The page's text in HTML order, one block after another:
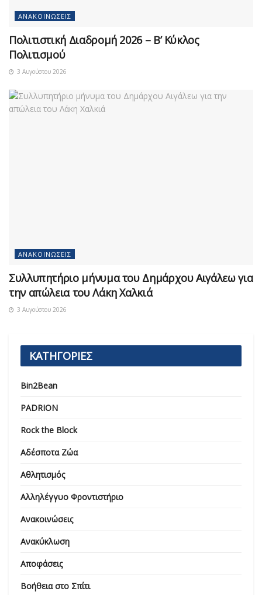
ΑΝΑΚΟΙΝΏΣΕΙΣ
Πολιτιστική Διαδρομή 2026 – Β’ Κύκλος
Πολιτισμού
3 Αυγούστου 2026
ΑΝΑΚΟΙΝΏΣΕΙΣ
Συλλυπητήριο μήνυμα του Δημάρχου Αιγάλεω για
την απώλεια του Λάκη Χαλκιά
3 Αυγούστου 2026
ΚΑΤΗΓΟΡΙΕΣ
Bin2Bean
PADRION
Rock the Block
Αδέσποτα Ζώα
Αθλητισμός
Αλληλέγγυο Φροντιστήριο
Ανακοινώσεις
Ανακύκλωση
Αποφάσεις
Βοήθεια στο Σπίτι